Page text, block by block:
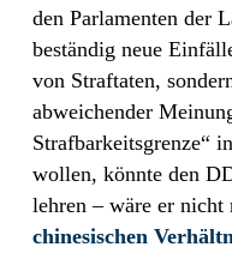
den Parlamenten der
beständig neue
von Straftaten,
abweichender
Strafbarkeitsgrenze“
wollen, könnte den
lehren – wäre er
chinesischen